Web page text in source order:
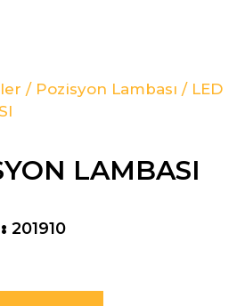
/ Pozisyon Lambası / LED
LAMBASI
201910